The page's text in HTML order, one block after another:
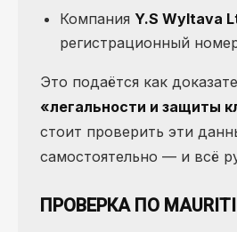
Компания Y.S Wyltava
регистрационный
Это подаётся как
«легальности и защиты
стоит проверить эти
самостоятельно — и всё
ПРОВЕРКА ПО